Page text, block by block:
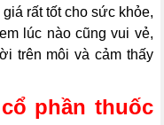
rất tốt cho sức khỏe,
lúc nào cũng vui vẻ,
trên môi và cảm thấy
phần thuốc